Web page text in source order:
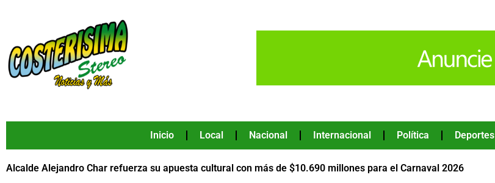
contenido
Inicio Local Nacional Internacional Política Deportes
Alcalde Alejandro Char refuerza su apuesta cultural con más de $10.690 millones para el Carnaval 2026